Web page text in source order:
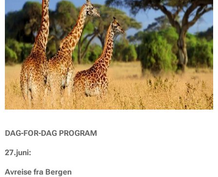
DAG-FOR-DAG PROGRAM
27.juni:
Avreise fra Bergen